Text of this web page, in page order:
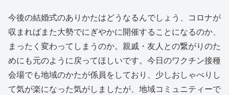
今後の結婚式のありかたはどうなるんでしょう、コロナが
収まればまた大勢でにぎやかに開催することになるのか、
まったく変わってしまうのか。親戚・友人との繋がりのた
めにも元のように戻ってほしいです。今日のワクチン接種
会場でも地域のかたが係員をしており、少しおしゃべりし
て気が楽になった気がしましたが、地域コミュニティーで